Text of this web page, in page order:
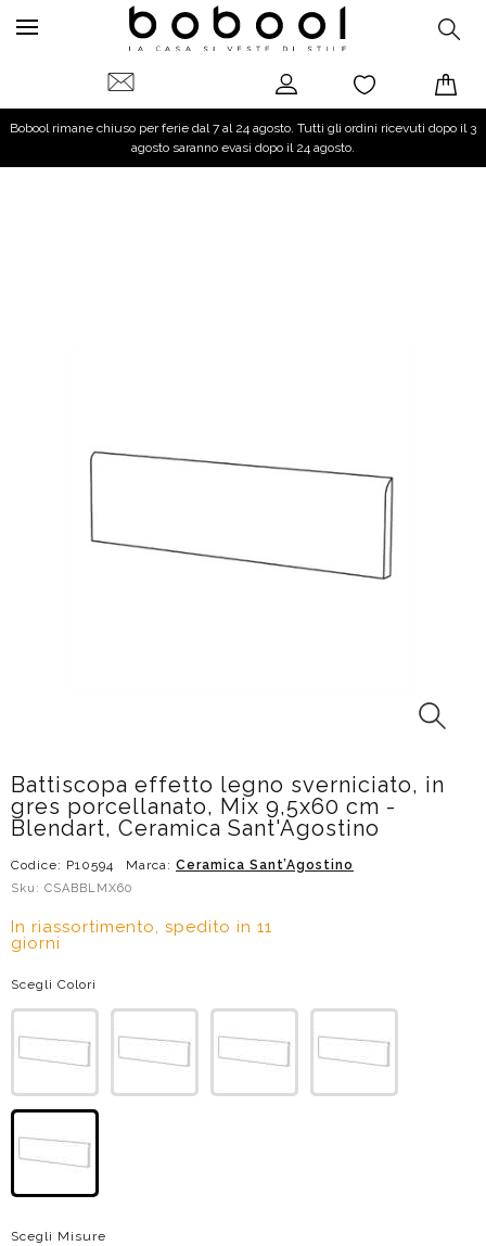
Bobool rimane chiuso per ferie dal 7 al 24 agosto. Tutti gli ordini ricevuti dopo il 3
agosto saranno evasi dopo il 24 agosto.
Battiscopa effetto legno sverniciato, in
gres porcellanato, Mix 9,5x60 cm -
Blendart, Ceramica Sant'Agostino
Codice: P10594 Marca: Ceramica Sant’Agostino
Sku: CSABBLMX60
In riassortimento, spedito in 11
giorni
Scegli Colori
Scegli Misure